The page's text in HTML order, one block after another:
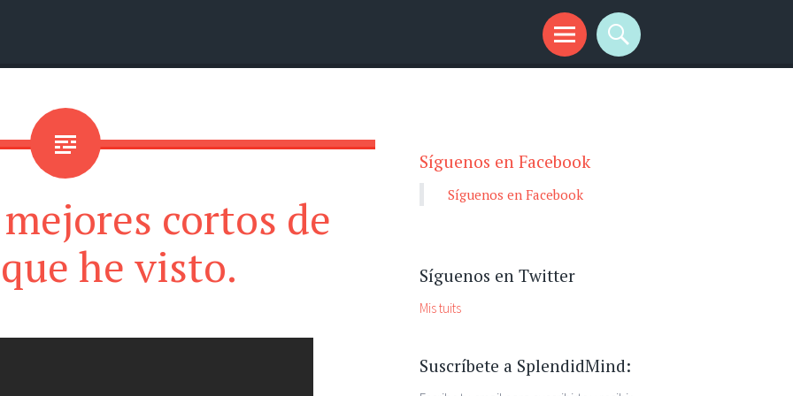
cortos de
he visto.
Síguenos en Facebook
Síguenos en Facebook
Síguenos en Twitter
Mis tuits
Suscríbete a SplendidMind: